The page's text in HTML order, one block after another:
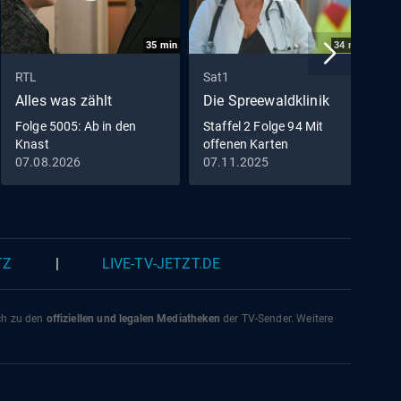
35 min
RTL
Alles was zählt
Folge 5005: Ab in den
Knast
07.08.2026
34 min
Sat1
Die Spreewaldklinik
Staffel 2 Folge 94 Mit
offenen Karten
07.11.2025
LIVE-TV-JETZT.DE
zu den offiziellen und legalen Mediatheken der TV-Sender. Weitere